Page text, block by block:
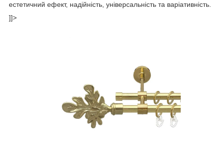
естетичний ефект, надійність, універсальність та варіативність.
]]>